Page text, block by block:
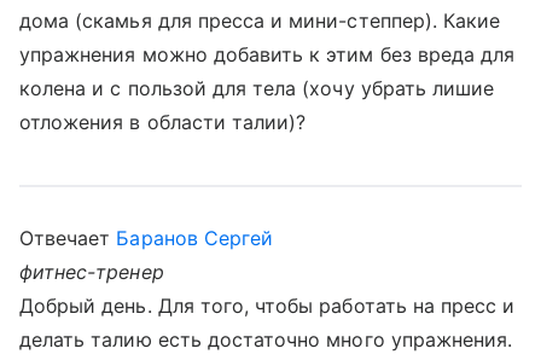
дома (скамья для пресса и мини-степпер). Какие
упражнения можно добавить к этим без вреда для
колена и с пользой для тела (хочу убрать лишие
отложения в области талии)?
Отвечает Баранов Сергей
фитнес-тренер
Добрый день. Для того, чтобы работать на пресс и
делать талию есть достаточно много упражнения.